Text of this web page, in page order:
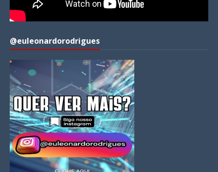
@euleonardorodrigues